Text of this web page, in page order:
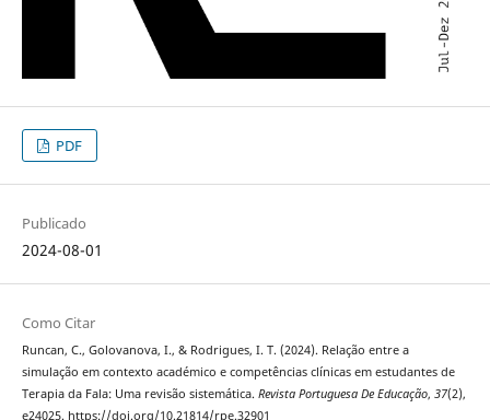
PDF
Publicado
2024-08-01
Como Citar
Runcan, C., Golovanova, I., & Rodrigues, I. T. (2024). Relação entre a
simulação em contexto académico e competências clínicas em estudantes de
Terapia da Fala: Uma revisão sistemática. Revista Portuguesa De Educação, 37(2),
e24025. https://doi.org/10.21814/rpe.32901